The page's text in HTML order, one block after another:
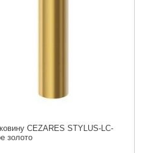
CEZARES STYLUS-LC-
золото